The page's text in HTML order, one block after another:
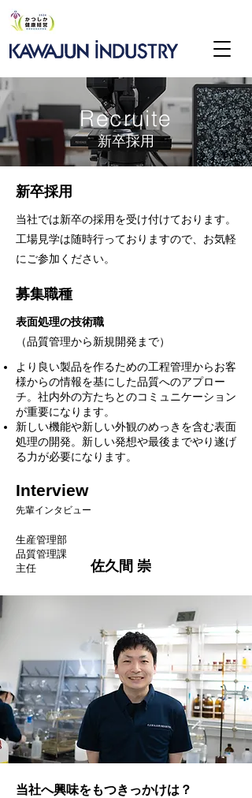
Recruite
新卒採用
新卒採用
当社では新卒の採用を受け付けております。
​工場見学は随時行っておりますので、お気軽
にご参加ください。
募集職種
表面処理の技術職
（品質管理から新規開発まで）
より良い製品を作るための工程管理からお客
様からの情報を基にした品質へのアプロー
チ。社内外の方たちとのコミュニケーション
が重要になります。
新しい機能や新しい外観のめっきを含む表面
処理の開発。新しい発想や最後までやり遂げ
る力が必要になります。
Interview
先輩インタビュー
生産管理部
品質管理課
​主任
佐久間 崇
当社へ興味をもつきっかけは？